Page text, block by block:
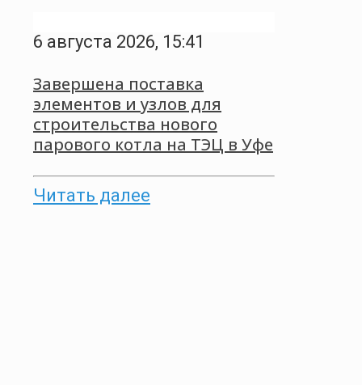
6 августа 2026, 15:41
Завершена поставка
элементов и узлов для
строительства нового
парового котла на ТЭЦ в Уфе
Читать далее